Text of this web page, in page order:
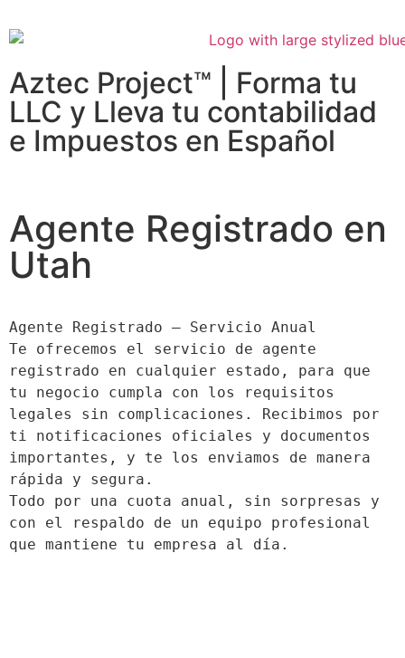
Aztec Project™ | Forma tu
LLC y Lleva tu contabilidad
e Impuestos en Español
Agente Registrado en
Utah
Agente Registrado – Servicio Anual
Te ofrecemos el servicio de agente
registrado en cualquier estado, para que
tu negocio cumpla con los requisitos
legales sin complicaciones. Recibimos por
ti notificaciones oficiales y documentos
importantes, y te los enviamos de manera
rápida y segura.
Todo por una cuota anual, sin sorpresas y
con el respaldo de un equipo profesional
que mantiene tu empresa al día.